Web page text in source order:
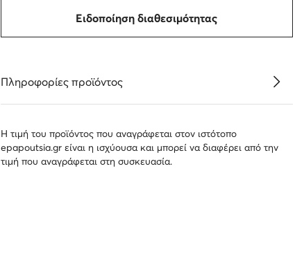
Ειδοποίηση διαθεσιμότητας
Πληροφορίες προϊόντος
Η τιμή του προϊόντος που αναγράφεται στον ιστότοπο
epapoutsia.gr είναι η ισχύουσα και μπορεί να διαφέρει από την
τιμή που αναγράφεται στη συσκευασία.